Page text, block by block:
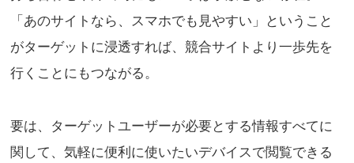
「あのサイトなら、スマホでも見やすい」ということ
がターゲットに浸透すれば、競合サイトより一歩先を
行くことにもつながる。
要は、ターゲットユーザーが必要とする情報すべてに
関して、気軽に便利に使いたいデバイスで閲覧できる